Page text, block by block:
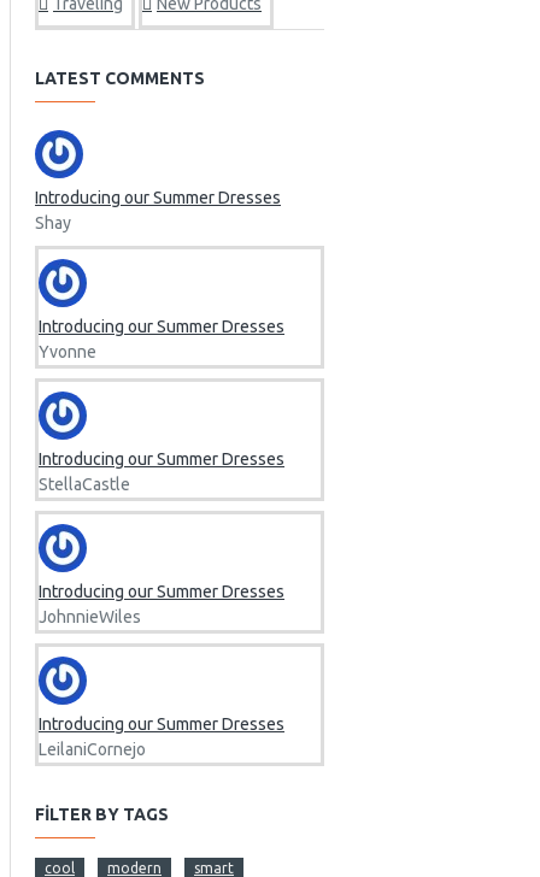
LATEST COMMENTS
Introducing our Summer Dresses
Shay
Introducing our Summer Dresses
Yvonne
Introducing our Summer Dresses
StellaCastle
Introducing our Summer Dresses
JohnnieWiles
Introducing our Summer Dresses
LeilaniCornejo
FILTER BY TAGS
cool modern smart